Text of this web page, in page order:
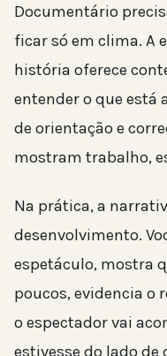
Documentário
ficar só em clima. A
história oferece
entender o que está
de orientação e
mostram trabalho,
Na prática, a
desenvolvimento.
espetáculo, mostra
poucos, evidencia o
o espectador vai
estivesse do lado